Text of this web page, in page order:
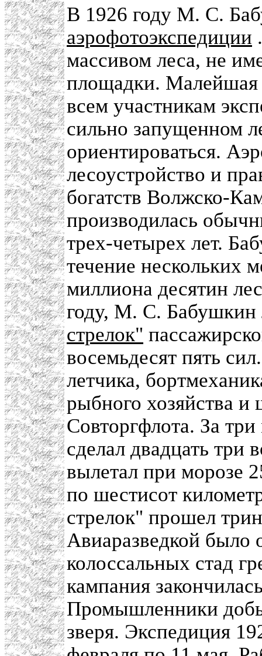
В 1926 году М. С.
аэрофотоэкспедиции
массивом леса, не
площадки. Малейшая
всем участникам
сильно запущенном
ориентироваться.
лесоустройство и
богатств Волжско-
производилась
трех-четырех лет.
течение нескольких
миллиона десятин
году, М. С. Бабушкин
стрелок"
восемьдесят пять
летчика,
рыбного хозяйства и
Совторгфлота. За
сделал двадцать три
вылетал при морозе
по шестисот
стрелок" прошел
Авиаразведкой было
колоссальных стад
кампания
Промышленники
зверя. Экспедиция